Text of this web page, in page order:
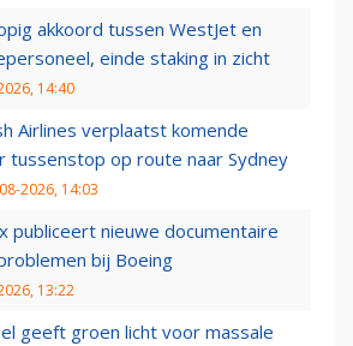
akkoord tussen WestJet en
einde staking in zicht
14:40
Airlines verplaatst komende
tussenstop op route naar Sydney
2026, 14:03
publiceert nieuwe documentaire
bij Boeing
13:22
geeft groen licht voor massale